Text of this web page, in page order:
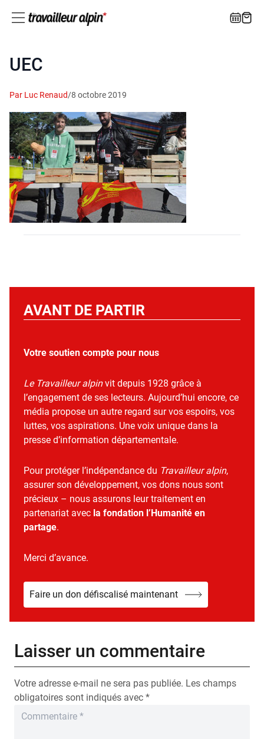
UEC
Par Luc Renaud/8 octobre 2019
AVANT DE PARTIR
Votre soutien compte pour nous
Le Travailleur alpinvit depuis 1928 grâce à
l’engagement de ses lecteurs. Aujourd’hui encore, ce
média propose un autre regard sur vos espoirs, vos
luttes, vos aspirations. Une voix unique dans la
presse d’information départementale.
Pour protéger l’indépendance du Travailleur alpin,
assurer son développement, vos dons nous sont
précieux – nous assurons leur traitement en
partenariat avec la fondation l’Humanité en
partage.
Merci d’avance.
Faire un don défiscalisé maintenant
Laisser un commentaire
Votre adresse e-mail ne sera pas publiée. Les champs
obligatoires sont indiqués avec *